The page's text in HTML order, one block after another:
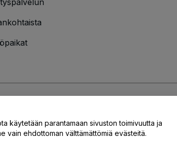
käytetään parantamaan sivuston toimivuutta ja
vain ehdottoman välttämättömiä evästeitä.